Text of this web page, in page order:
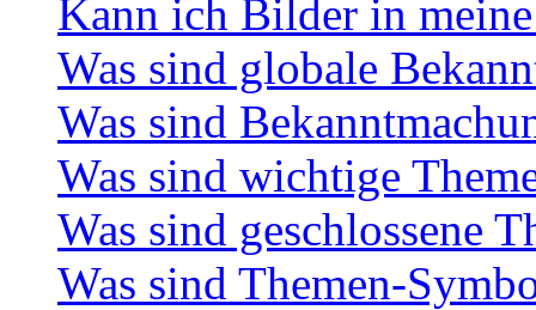
Kann ich Bilder in
Was sind globale
Was sind
Was sind wichtige
Was sind geschlossene
Was sind Themen-